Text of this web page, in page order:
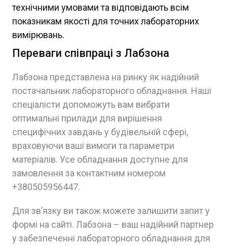
технічними умовами та відповідають всім
показникам якості для точних лабораторних
вимірювань.
Переваги співпраці з Лабзона
Лабзона представлена на ринку як надійний
постачальник лабораторного обладнання. Наші
спеціалісти допоможуть вам вибрати
оптимальні прилади для вирішення
специфічних завдань у будівельній сфері,
враховуючи ваші вимоги та параметри
матеріалів. Усе обладнання доступне для
замовлення за контактним номером
+380505956447.
Для зв’язку ви також можете залишити запит у
формі на сайті. Лабзона – ваш надійний партнер
у забезпеченні лабораторного обладнання для